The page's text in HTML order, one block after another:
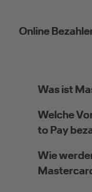
Online
Was ist
Welche
to Pay
Wie